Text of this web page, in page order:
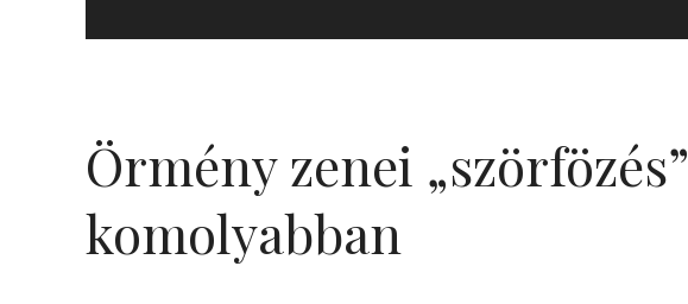
Örmény zenei „szörfözés”
komolyabban